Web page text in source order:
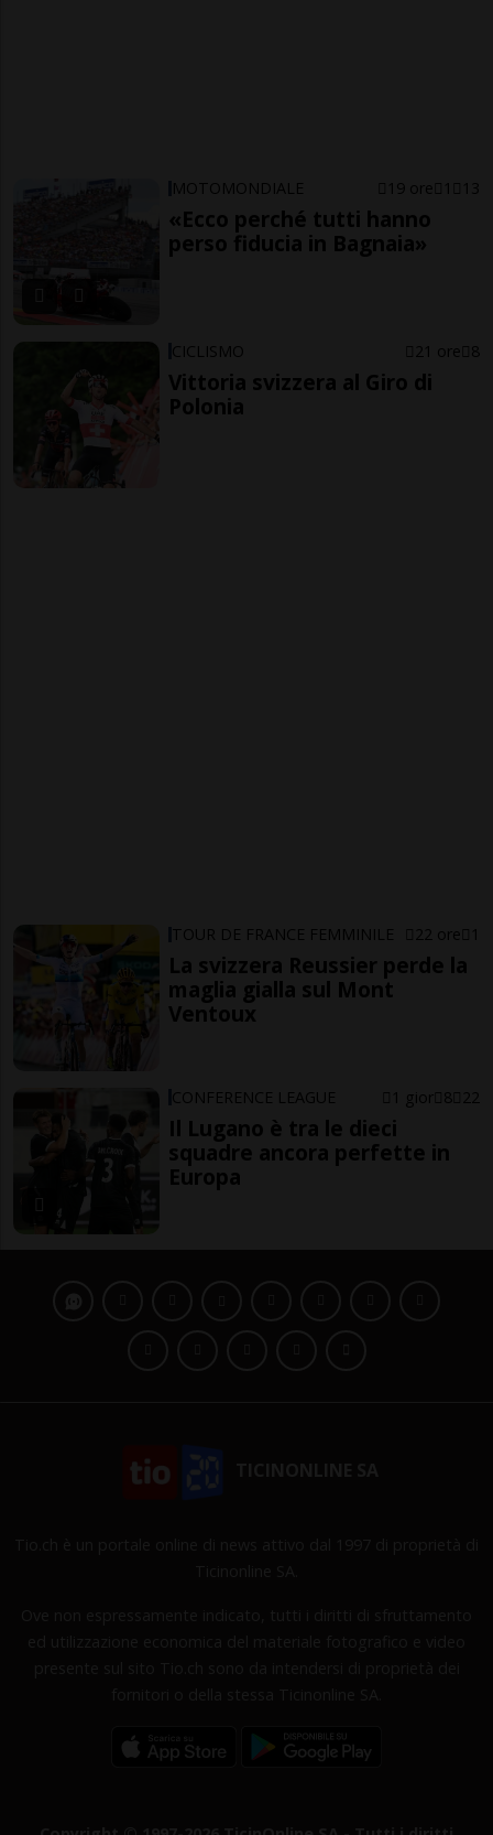
MOTOMONDIALE 19 ore 1 13
«Ecco perché tutti hanno
perso fiducia in Bagnaia»
CICLISMO 21 ore 8
Vittoria svizzera al Giro di
Polonia
TOUR DE FRANCE FEMMINILE 22 ore 1
La svizzera Reussier perde la
maglia gialla sul Mont
Ventoux
CONFERENCE LEAGUE 1 gior 8 22
Il Lugano è tra le dieci
squadre ancora perfette in
Europa